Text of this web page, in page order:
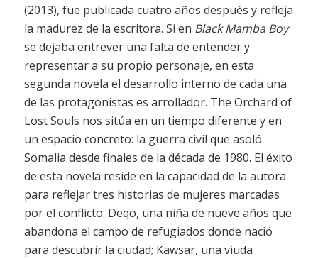
(2013), fue publicada cuatro años después y refleja
la madurez de la escritora. Si en Black Mamba Boy
se dejaba entrever una falta de entender y
representar a su propio personaje, en esta
segunda novela el desarrollo interno de cada una
de las protagonistas es arrollador. The Orchard of
Lost Souls nos sitúa en un tiempo diferente y en
un espacio concreto: la guerra civil que asoló
Somalia desde finales de la década de 1980. El éxito
de esta novela reside en la capacidad de la autora
para reflejar tres historias de mujeres marcadas
por el conflicto: Deqo, una niña de nueve años que
abandona el campo de refugiados donde nació
para descubrir la ciudad; Kawsar, una viuda